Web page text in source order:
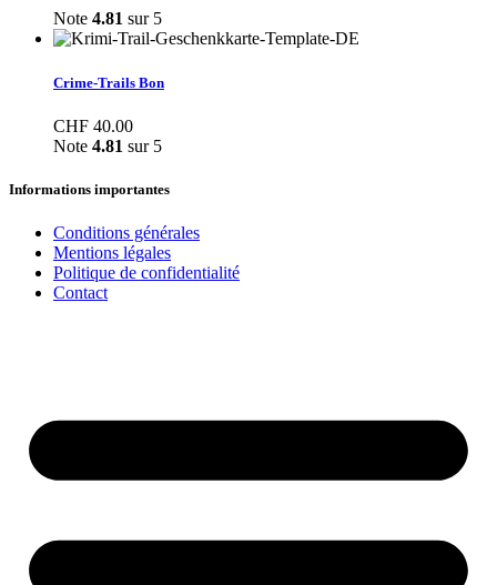
Note 4.81 sur 5
Crime-Trails Bon
CHF 40.00
Note 4.81 sur 5
Informations importantes
Conditions générales
Mentions légales
Politique de confidentialité
Contact